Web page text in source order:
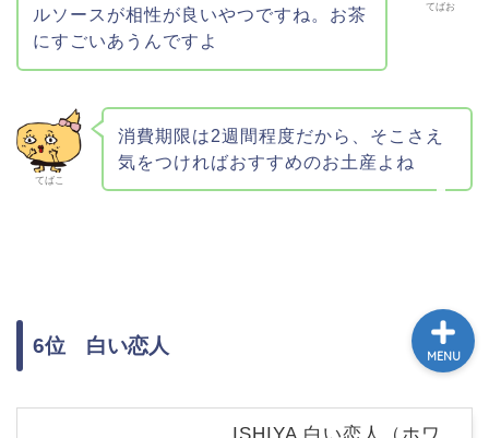
てばお
ルソースが相性が良いやつですね。お茶
にすごいあうんですよ
てばこ
消費期限は2週間程度だから、そこさえ
気をつければおすすめのお土産よね
6位 白い恋人 MENU
トゥクトゥク配車MuvMi
てばこ＆てばおプロフィー
ル
記事広告・PRのお問い合